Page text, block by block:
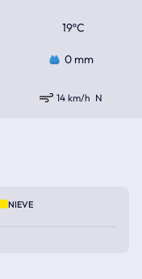
19ºC
0 mm
14 km/h N
NIEVE